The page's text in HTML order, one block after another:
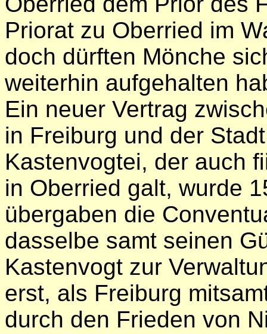
Priorat zu Oberried im
doch dürften Mönche
weiterhin aufgehalten
Ein neuer Vertrag
in Freiburg und der
Kastenvogtei, der auch
in Oberried galt, wurde
übergaben die
dasselbe samt seinen
Kastenvogt zur
erst, als Freiburg
durch den Frieden von